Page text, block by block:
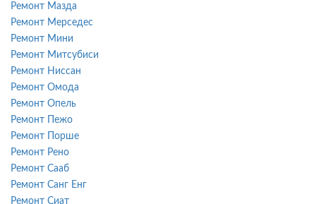
Ремонт Мазда
Ремонт Мерседес
Ремонт Мини
Ремонт Митсубиси
Ремонт Ниссан
Ремонт Омода
Ремонт Опель
Ремонт Пежо
Ремонт Порше
Ремонт Рено
Ремонт Сааб
Ремонт Санг Енг
Ремонт Сиат